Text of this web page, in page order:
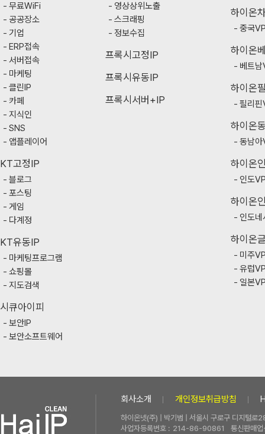
무료WiFi
공공장소
기업
ERP접속
서버접속
마케팅
클린IP
카페
지식인
SNS
앱플레이어
KT고정IP
블로그
포스팅
게임
다계정
KT유동IP
마케팅프로그램
쇼핑몰
지도검색
시큐아이피
보안IP
보안소프트웨어
영상상위노출
스크래핑
정보수집
프록시고정IP
프록시유동IP
프록시서버+IP
하이온
중국
하이온
베트
하이온
필리
하이온
동남
하이온
인도
하이온
인도
하이온
미주
유럽
일본
회사소개 개인정보취급방침
하이온넷(주) | 박기범 | 서울시 구로구 디지털
사업자등록번호 : 214-86-90861
통신판매